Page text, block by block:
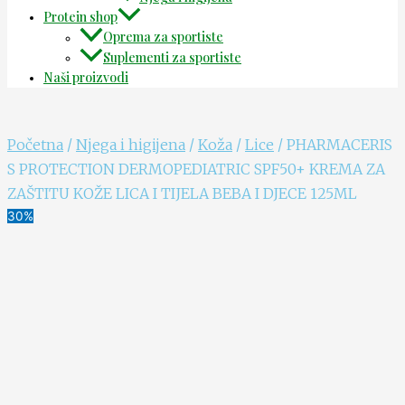
Protein shop
Oprema za sportiste
Suplementi za sportiste
Naši proizvodi
Početna / Njega i higijena / Koža / Lice / PHARMACERIS
S PROTECTION DERMOPEDIATRIC SPF50+ KREMA ZA
ZAŠTITU KOŽE LICA I TIJELA BEBA I DJECE 125ML
30%